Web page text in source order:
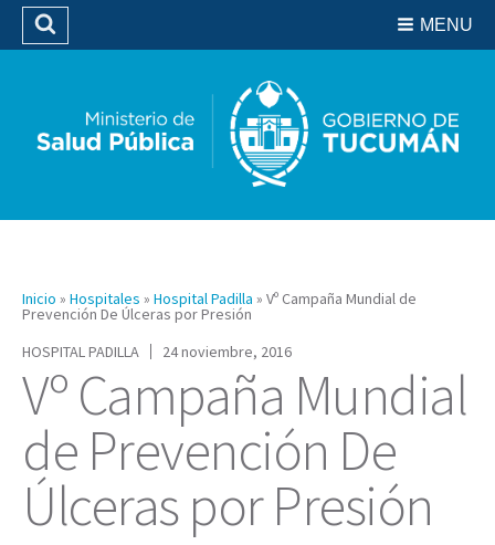
Biblioteca
MENU
Buscar
Inicio » Hospitales » Hospital Padilla » Vº Campaña Mundial de
Prevención De Úlceras por Presión
HOSPITAL PADILLA
24 noviembre, 2016
Vº Campaña Mundial
de Prevención De
Úlceras por Presión